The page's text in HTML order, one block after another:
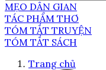
MẸO DÂN GIAN
TÁC PHẨM THƠ
TÓM TẮT TRUYỆN
TÓM TẮT SÁCH
Trang chủ